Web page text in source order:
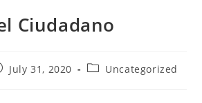
Ciudadano
July 31, 2020 Uncategorized